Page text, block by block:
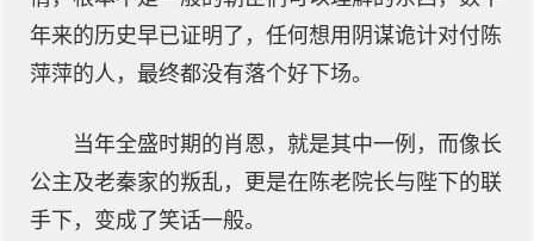
年来的历史早已证明了，任何想用阴谋诡计对付陈
萍萍的人，最终都没有落个好下场。
当年全盛时期的肖恩，就是其中一例，而像长
公主及老秦家的叛乱，更是在陈老院长与陛下的联
手下，变成了笑话一般。